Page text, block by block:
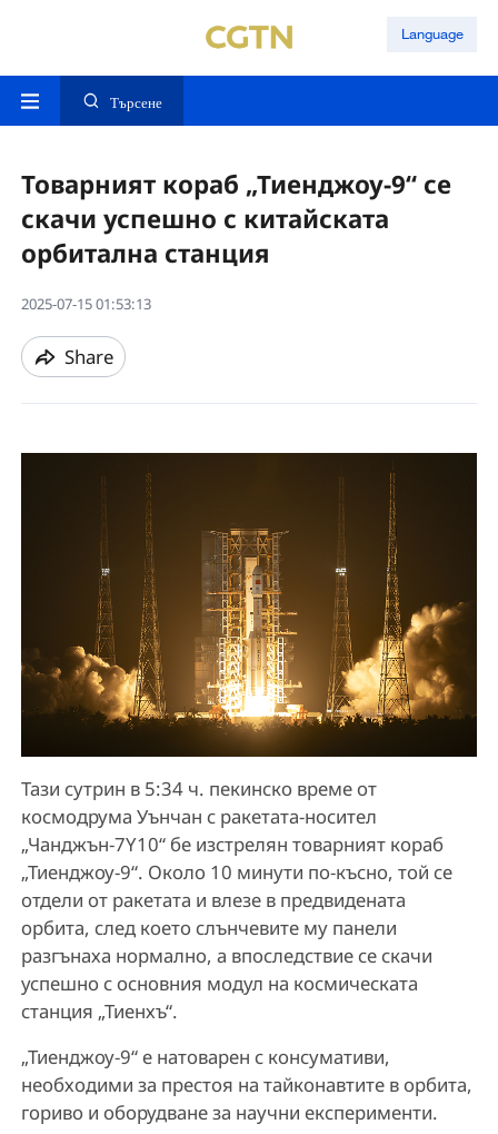
Language
Търсене
Товарният кораб „Тиенджоу-9“ се
скачи успешно с китайската
орбитална станция
2025-07-15 01:53:13
Share
Тази сутрин в 5:34 ч. пекинско време от
космодрума Уънчан с ракетата-носител
„Чанджън-7Y10“ бе изстрелян товарният кораб
„Тиенджоу-9“. Около 10 минути по-късно, той се
отдели от ракетата и влезе в предвидената
орбита, след което слънчевите му панели
разгънаха нормално, а впоследствие се скачи
успешно с основния модул на космическата
станция „Тиенхъ“.
„Тиенджоу-9“ е натоварен с консумативи,
необходими за престоя на тайконавтите в орбита,
гориво и оборудване за научни експерименти.